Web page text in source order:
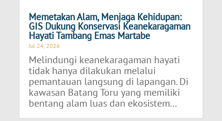
Memetakan Alam, Menjaga Kehidupan:
GIS Dukung Konservasi Keanekaragaman
Hayati Tambang Emas Martabe
Jul 24, 2026
Melindungi keanekaragaman hayati
tidak hanya dilakukan melalui
pemantauan langsung di lapangan. Di
kawasan Batang Toru yang memiliki
bentang alam luas dan ekosistem...